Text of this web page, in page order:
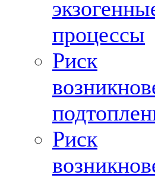
процессы
Риск
Риск